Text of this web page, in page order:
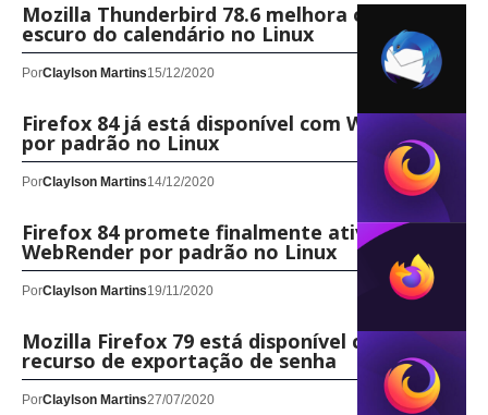
Mozilla Thunderbird 78.6 melhora o modo
escuro do calendário no Linux
PorClaylson Martins15/12/2020
Firefox 84 já está disponível com WebRender
por padrão no Linux
PorClaylson Martins14/12/2020
Firefox 84 promete finalmente ativar o
WebRender por padrão no Linux
PorClaylson Martins19/11/2020
Mozilla Firefox 79 está disponível com novo
recurso de exportação de senha
PorClaylson Martins27/07/2020